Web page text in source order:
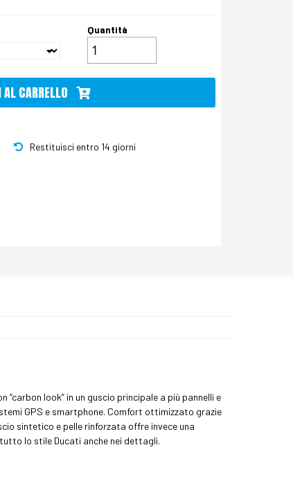
Quantità
CARRELLO
Restituisci entro 14 giorni
look” in un guscio principale a più pannelli e
GPS e smartphone. Comfort ottimizzato grazie
sintetico e pelle rinforzata offre invece una
lo stile Ducati anche nei dettagli.